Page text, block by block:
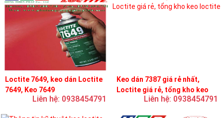
Loctite 7649, keo dán Loctite
7649, Keo 7649
Liên hệ: 0938454791
Keo dán 7387 giá rẻ nhất,
Loctite giá rẻ, tổng kho keo
Liên hệ: 0938454791